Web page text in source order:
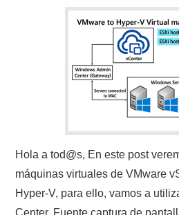
Hola a tod@s, En este post
máquinas virtuales de VMware
Hyper-V, para ello, vamos a
Center. Fuente captura de